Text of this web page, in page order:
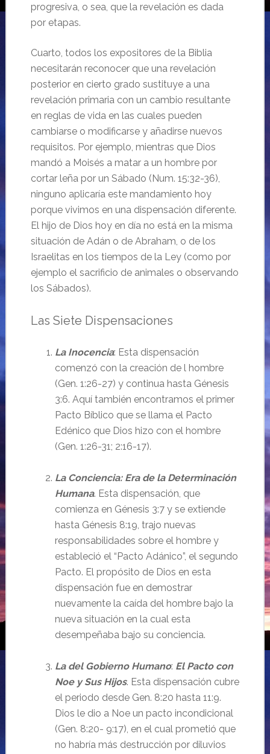
progresiva, o sea, que la revelación es dada
por etapas.
Cuarto, todos los expositores de la Biblia
necesitarán reconocer que una revelación
posterior en cierto grado sustituye a una
revelación primaria con un cambio resultante
en reglas de vida en las cuales pueden
cambiarse o modificarse y añadirse nuevos
requisitos. Por ejemplo, mientras que Dios
mandó a Moisés a matar a un hombre por
cortar leña por un Sábado (Num. 15:32-36),
ninguno aplicaría este mandamiento hoy
porque vivimos en una dispensación diferente.
El hijo de Dios hoy en día no está en la misma
situación de Adán o de Abraham, o de los
Israelitas en los tiempos de la Ley (como por
ejemplo el sacrificio de animales o observando
los Sábados).
Las Siete Dispensaciones
La Inocencia: Esta dispensación
comenzó con la creación de l hombre
(Gen. 1:26-27) y continua hasta Génesis
3:6. Aquí también encontramos el primer
Pacto Bíblico que se llama el Pacto
Edénico que Dios hizo con el hombre
(Gen. 1:26-31; 2:16-17).
La Conciencia: Era de la Determinación
Humana. Esta dispensación, que
comienza en Génesis 3:7 y se extiende
hasta Génesis 8:19, trajo nuevas
responsabilidades sobre el hombre y
estableció el “Pacto Adánico”, el segundo
Pacto. El propósito de Dios en esta
dispensación fue en demostrar
nuevamente la caída del hombre bajo la
nueva situación en la cual esta
desempeñaba bajo su conciencia.
La del Gobierno Humano: El Pacto con
Noe y Sus Hijos. Esta dispensación cubre
el periodo desde Gen. 8:20 hasta 11:9.
Dios le dio a Noe un pacto incondicional
(Gen. 8:20- 9:17), en el cual prometió que
no habría más destrucción por diluvios